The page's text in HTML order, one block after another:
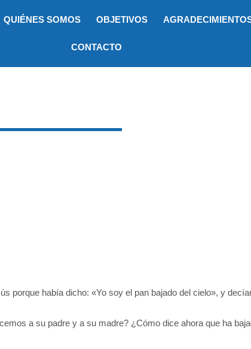
QUIÉNES SOMOS OBJETIVOS
CONTACTO
porque había dicho: «Yo soy el pan bajado del cielo», y
a su padre y a su madre? ¿Cómo dice ahora que ha